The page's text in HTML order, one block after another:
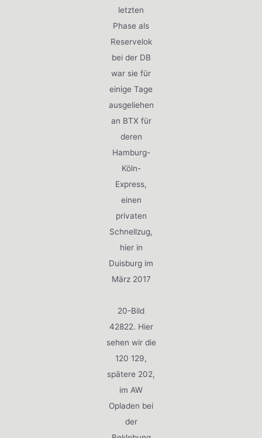
letzten
Phase als
Reservelok
bei der DB
war sie für
einige Tage
ausgeliehen
an BTX für
deren
Hamburg-
Köln-
Express,
einen
privaten
Schnellzug,
hier in
Duisburg im
März 2017
20-Bild
42822. Hier
sehen wir die
120 129,
spätere 202,
im AW
Opladen bei
der